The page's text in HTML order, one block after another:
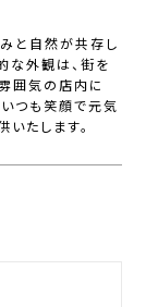
と自然が共存し
な外観は、街を
囲気の店内に
つも笑顔で元気
たします。